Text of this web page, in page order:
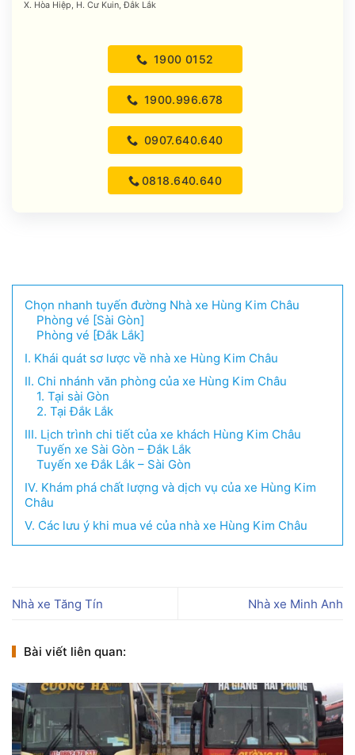
X. Hòa Hiệp, H. Cư Kuin, Đắk Lắk
1900 0152
1900.996.678
0907.640.640
0818.640.640
Chọn nhanh tuyến đường Nhà xe Hùng Kim Châu
Phòng vé [Sài Gòn]
Phòng vé [Đắk Lắk]
I. Khái quát sơ lược về nhà xe Hùng Kim Châu
II. Chi nhánh văn phòng của xe Hùng Kim Châu
1. Tại sài Gòn
2. Tại Đắk Lắk
III. Lịch trình chi tiết của xe khách Hùng Kim Châu
Tuyến xe Sài Gòn – Đắk Lắk
Tuyến xe Đắk Lắk – Sài Gòn
IV. Khám phá chất lượng và dịch vụ của xe Hùng Kim
Châu
V. Các lưu ý khi mua vé của nhà xe Hùng Kim Châu
Nhà xe Tăng Tín Nhà xe Minh Anh
Bài viết liên quan: